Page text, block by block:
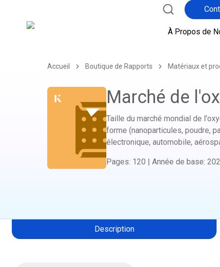
À Propos de
Accueil Boutique de Rapports Matériaux et
Marché de
Taille du marché mondial de
forme (nanoparticules, poudre,
électronique, automobile,
Pages: 120 Année de base:
Description